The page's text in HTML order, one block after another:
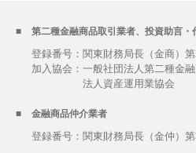
第二種金融商品取引業者、投資助言・
登録番号：関東財務局長（金商）
加入協会： 一般社団法人第二種金
法人資産運用業協会
金融商品仲介業者
登録番号：関東財務局長（金仲）